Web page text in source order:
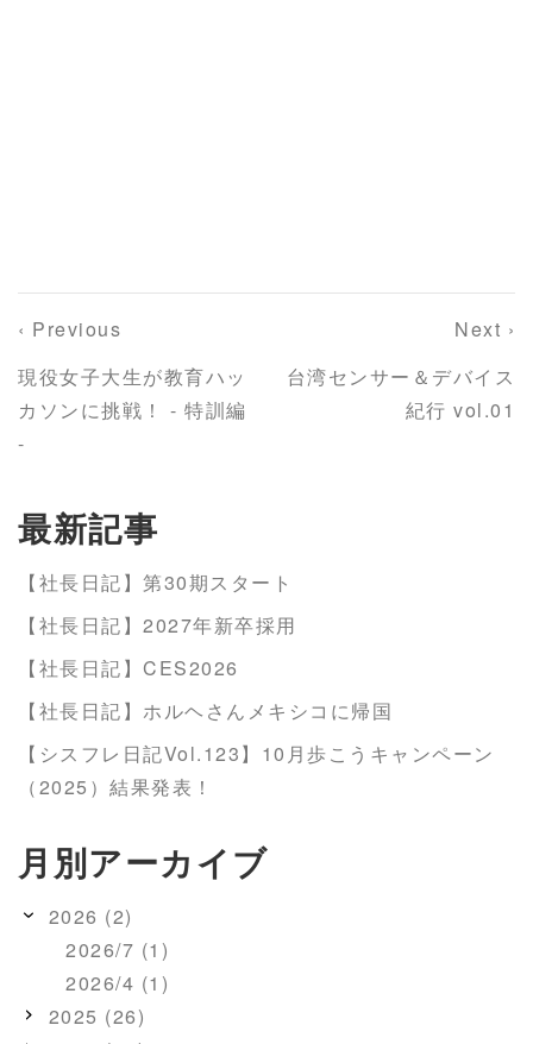
‹ Previous
現役女子大生が教育ハッ
カソンに挑戦！ - 特訓編
-
Next ›
台湾センサー＆デバイス
紀行 vol.01
最新記事
【社長日記】第30期スタート
【社長日記】2027年新卒採用
【社長日記】CES2026
【社長日記】ホルヘさんメキシコに帰国
【シスフレ日記Vol.123】10月歩こうキャンペーン
（2025）結果発表！
月別アーカイブ
2026 (2)
2026/7 (1)
2026/4 (1)
2025 (26)